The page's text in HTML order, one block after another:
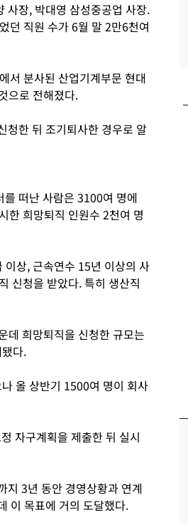
장, 박대영 삼성중공업 사장.
던 직원 수가 6월 말 2만6천여
서 분사된 산업기계부문 현대
으로 전해졌다.
청한 뒤 조기퇴사한 경우로 알
떠난 사람은 3100여 명에
한 희망퇴직 인원수 2천여 명
상, 근속연수 15년 이상의 사
신청을 받았다. 특히 생산직
데 희망퇴직을 신청한 규모는
다.
올 상반기 1500여 명이 회사
자구계획을 제출한 뒤 실시
지 3년 동안 경영상황과 연계
이 목표에 거의 도달했다.